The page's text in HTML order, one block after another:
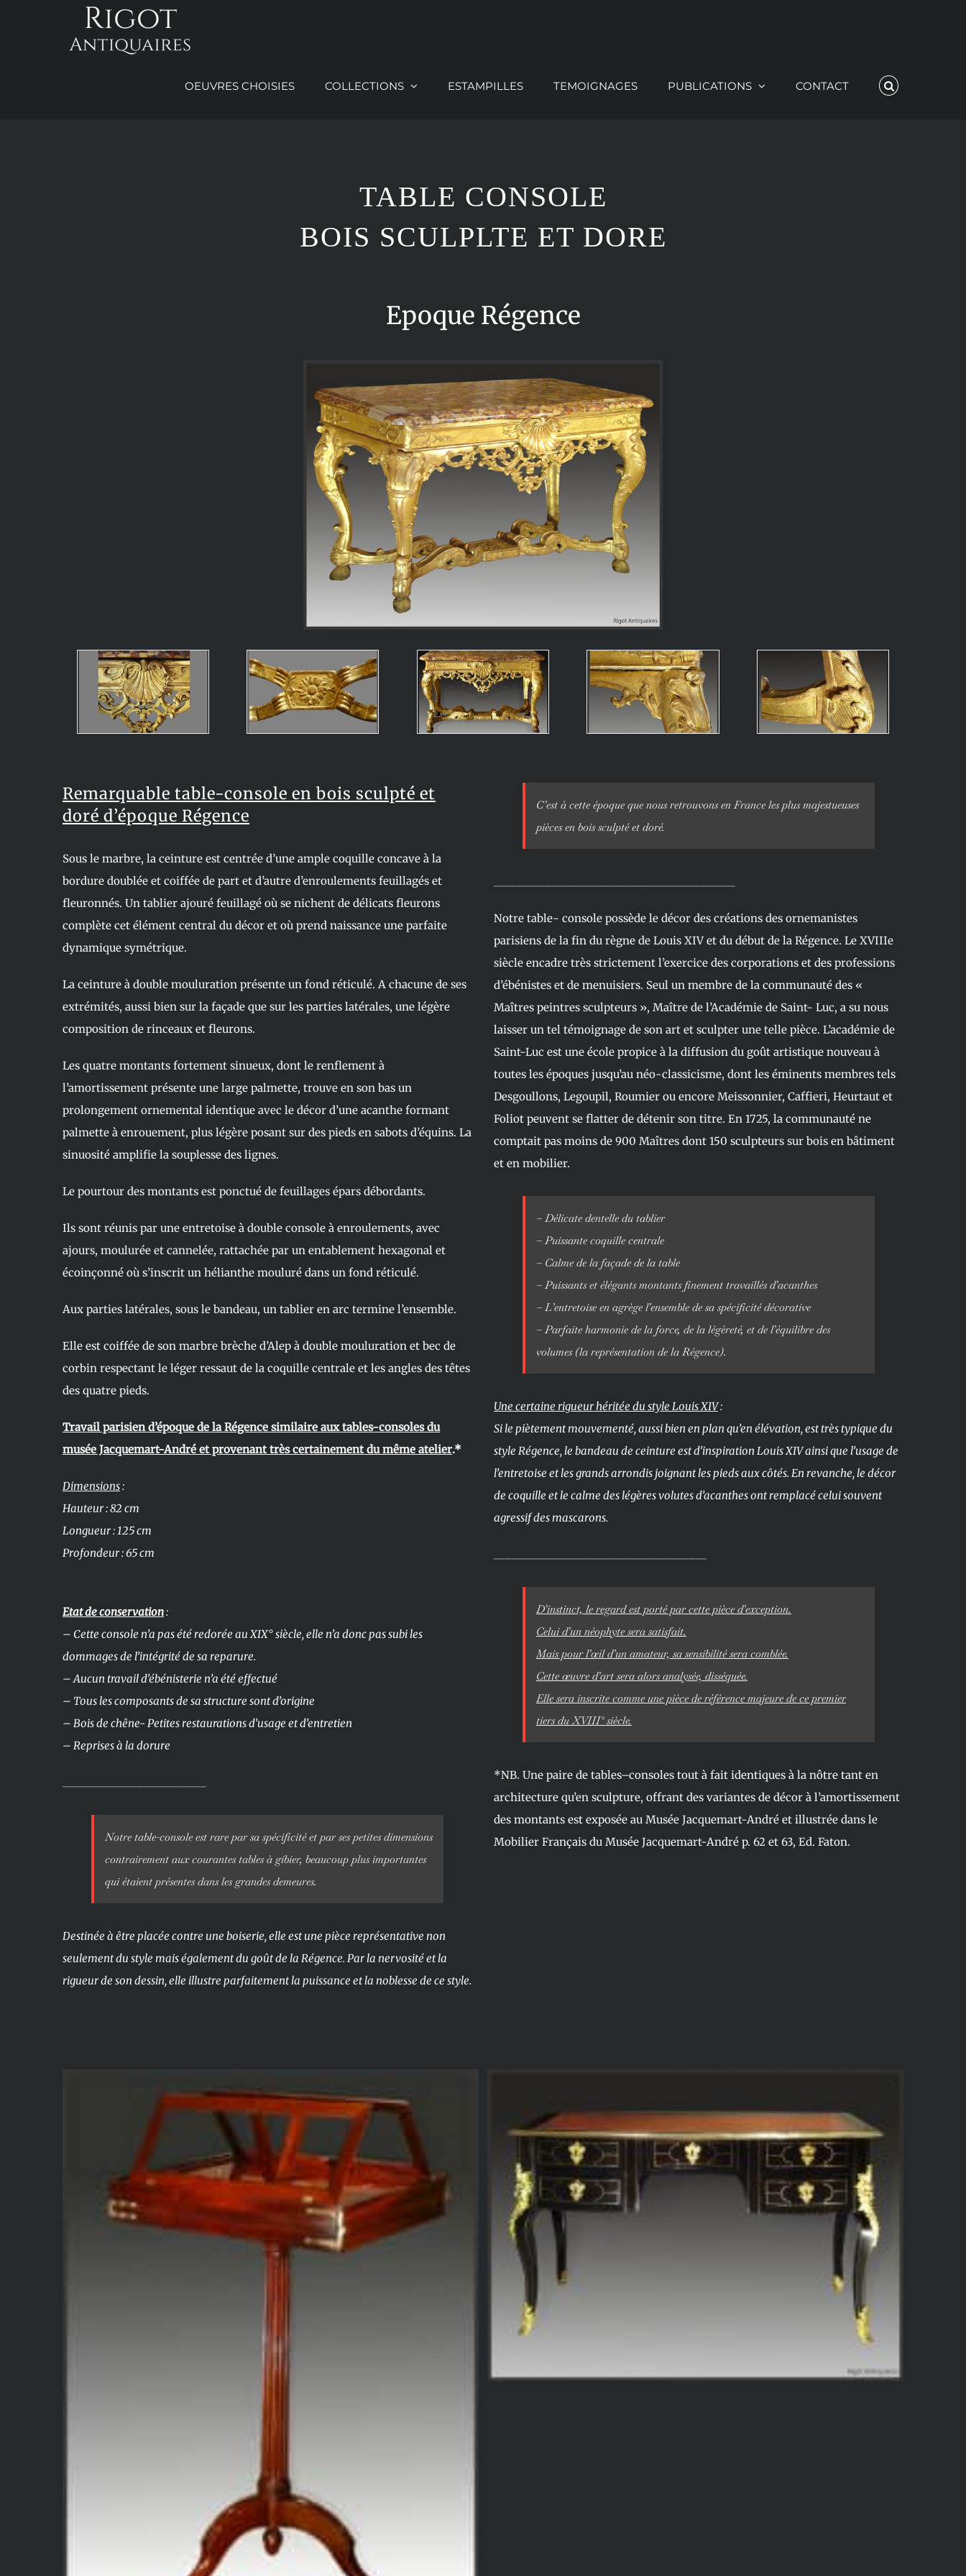
OEUVRES CHOISIES COLLECTIONS ESTAMPILLES TEMOIGNAGES PUBLICATIONS CONTACT
TABLE CONSOLE
BOIS SCULPLTE ET DORE
Epoque Régence
Remarquable table-console en bois sculpté et
doré d’époque Régence
Sous le marbre, la ceinture est centrée d’une ample coquille concave à la
bordure doublée et coiffée de part et d’autre d’enroulements feuillagés et
fleuronnés. Un tablier ajouré feuillagé où se nichent de délicats fleurons
complète cet élément central du décor et où prend naissance une parfaite
dynamique symétrique.
La ceinture à double mouluration présente un fond réticulé. A chacune de ses
extrémités, aussi bien sur la façade que sur les parties latérales, une légère
composition de rinceaux et fleurons.
Les quatre montants fortement sinueux, dont le renflement à
l’amortissement présente une large palmette, trouve en son bas un
prolongement ornemental identique avec le décor d’une acanthe formant
palmette à enrouement, plus légère posant sur des pieds en sabots d’équins. La
sinuosité amplifie la souplesse des lignes.
Le pourtour des montants est ponctué de feuillages épars débordants.
Ils sont réunis par une entretoise à double console à enroulements, avec
ajours, moulurée et cannelée, rattachée par un entablement hexagonal et
écoinçonné où s’inscrit un hélianthe mouluré dans un fond réticulé.
Aux parties latérales, sous le bandeau, un tablier en arc termine l’ensemble.
Elle est coiffée de son marbre brèche d’Alep à double mouluration et bec de
corbin respectant le léger ressaut de la coquille centrale et les angles des têtes
des quatre pieds.
Travail parisien d’époque de la Régence similaire aux tables-consoles du
musée Jacquemart-André et provenant très certainement du même atelier.*
Dimensions:
Hauteur : 82 cm
Longueur : 125 cm
Profondeur : 65 cm
Etat de conservation:
– Cette console n’a pas été redorée au XIX° siècle, elle n’a donc pas subi les
dommages de l’intégrité de sa reparure.
– Aucun travail d’ébénisterie n’a été effectué
– Tous les composants de sa structure sont d’origine
– Bois de chêne- Petites restaurations d’usage et d’entretien
– Reprises à la dorure
Notre table-console est rare par sa spécificité et par ses petites dimensions
contrairement aux courantes tables à gibier, beaucoup plus importantes
qui étaient présentes dans les grandes demeures.
Destinée à être placée contre une boiserie, elle est une pièce représentative non
seulement du style mais également du goût de la Régence. Par la nervosité et la
rigueur de son dessin, elle illustre parfaitement la puissance et la noblesse de ce style.
C’est à cette époque que nous retrouvons en France les plus majestueuses
pièces en bois sculpté et doré.
Notre table- console possède le décor des créations des ornemanistes
parisiens de la fin du règne de Louis XIV et du début de la Régence. Le XVIIIe
siècle encadre très strictement l’exercice des corporations et des professions
d’ébénistes et de menuisiers. Seul un membre de la communauté des «
Maîtres peintres sculpteurs », Maître de l’Académie de Saint- Luc, a su nous
laisser un tel témoignage de son art et sculpter une telle pièce. L’académie de
Saint-Luc est une école propice à la diffusion du goût artistique nouveau à
toutes les époques jusqu’au néo-classicisme, dont les éminents membres tels
Desgoullons, Legoupil, Roumier ou encore Meissonnier, Caffieri, Heurtaut et
Foliot peuvent se flatter de détenir son titre. En 1725, la communauté ne
comptait pas moins de 900 Maîtres dont 150 sculpteurs sur bois en bâtiment
et en mobilier.
– Délicate dentelle du tablier
– Puissante coquille centrale
– Calme de la façade de la table
– Puissants et élégants montants finement travaillés d’acanthes
– L’entretoise en agrège l’ensemble de sa spécificité décorative
– Parfaite harmonie de la force, de la légèreté, et de l’équilibre des
volumes (la représentation de la Régence).
Une certaine rigueur héritée du style Louis XIV:
Si le piètement mouvementé, aussi bien en plan qu’en élévation, est très typique du
style Régence, le bandeau de ceinture est d’inspiration Louis XIV ainsi que l’usage de
l’entretoise et les grands arrondis joignant les pieds aux côtés. En revanche, le décor
de coquille et le calme des légères volutes d’acanthes ont remplacé celui souvent
agressif des mascarons.
D’instinct, le regard est porté par cette pièce d’exception.
Celui d’un néophyte sera satisfait.
Mais pour l’œil d’un amateur, sa sensibilité sera comblée.
Cette œuvre d’art sera alors analysée, disséquée.
Elle sera inscrite comme une pièce de référence majeure de ce premier
tiers du XVIII° siècle.
*NB. Une paire de tables–consoles tout à fait identiques à la nôtre tant en
architecture qu’en sculpture, offrant des variantes de décor à l’amortissement
des montants est exposée au Musée Jacquemart-André et illustrée dans le
Mobilier Français du Musée Jacquemart-André p. 62 et 63, Ed. Faton.